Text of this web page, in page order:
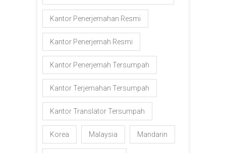
Kantor Penerjemahan Resmi
Kantor Penerjemah Resmi
Kantor Penerjemah Tersumpah
Kantor Terjemahan Tersumpah
Kantor Translator Tersumpah
Korea Malaysia Mandarin